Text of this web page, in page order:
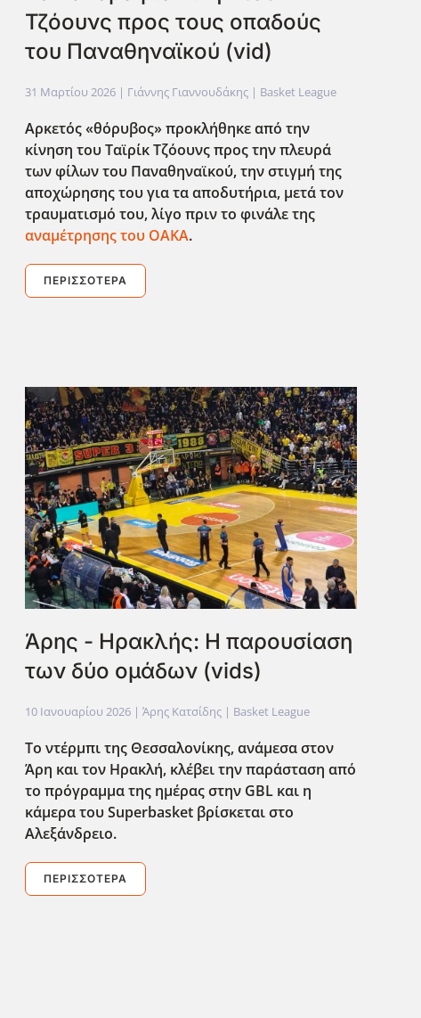
Τζόουνς προς τους οπαδούς
του Παναθηναϊκού (vid)
31 Μαρτίου 2026| Γιάννης Γιαννουδάκης | Basket League
Αρκετός «θόρυβος» προκλήθηκε από την
κίνηση του Ταϊρίκ Τζόουνς προς την πλευρά
των φίλων του Παναθηναϊκού, την στιγμή της
αποχώρησης του για τα αποδυτήρια, μετά τον
τραυματισμό του, λίγο πριν το φινάλε της
αναμέτρησης του ΟΑΚΑ.
ΠΕΡΙΣΣΌΤΕΡΑ
Άρης - Ηρακλής: Η παρουσίαση
των δύο ομάδων (vids)
10 Ιανουαρίου 2026| Άρης Κατσίδης | Basket League
Το ντέρμπι της Θεσσαλονίκης, ανάμεσα στον
Άρη και τον Ηρακλή, κλέβει την παράσταση από
το πρόγραμμα της ημέρας στην GBL και η
κάμερα του Superbasket βρίσκεται στο
Αλεξάνδρειο.
ΠΕΡΙΣΣΌΤΕΡΑ